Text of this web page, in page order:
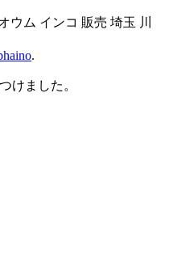
ウム インコ 販売 埼玉 川
.
けました。